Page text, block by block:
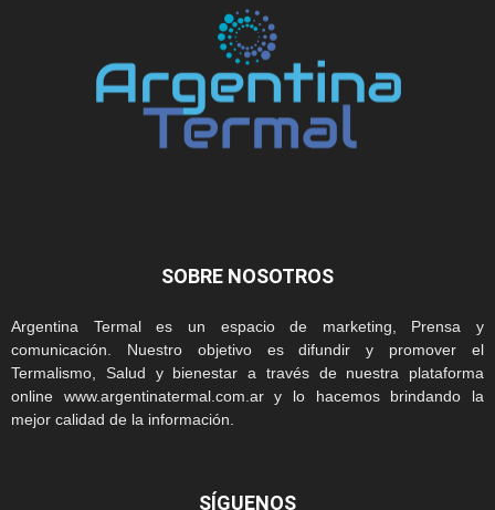
SOBRE NOSOTROS
Argentina Termal es un espacio de marketing, Prensa y
comunicación. Nuestro objetivo es difundir y promover el
Termalismo, Salud y bienestar a través de nuestra plataforma
online www.argentinatermal.com.ar y lo hacemos brindando la
mejor calidad de la información.
SÍGUENOS